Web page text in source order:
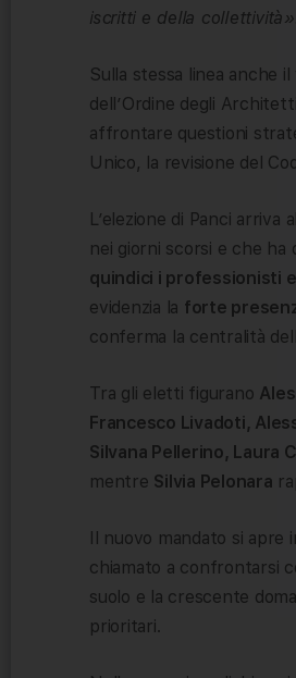
iscritti e della collettività».
Sulla stessa linea anche il
dell’Ordine degli
affrontare questioni
Unico, la revisione del
L’elezione di Panci
nei giorni scorsi e che ha
quindici i professionisti
evidenzia la forte
conferma la centralità
Tra gli eletti figurano
Francesco Livadoti,
Silvana Pellerino, Laura
mentre Silvia Pelonara
Il nuovo mandato si
chiamato a confrontarsi
suolo e la crescente
prioritari.